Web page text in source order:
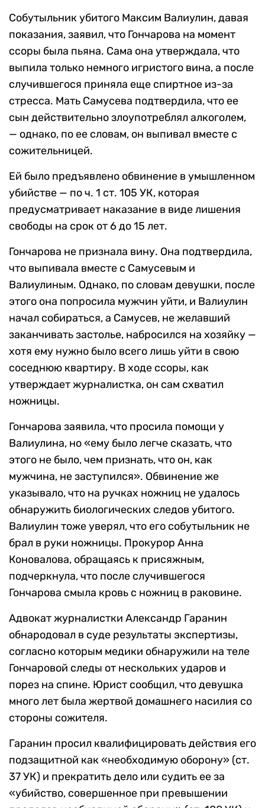
Собутыльник убитого Максим Валиулин, давая
показания, заявил, что Гончарова на момент
ссоры была пьяна. Сама она утверждала, что
выпила только немного игристого вина, а после
случившегося приняла еще спиртное из-за
стресса. Мать Самусева подтвердила, что ее
сын действительно злоупотреблял алкоголем,
— однако, по ее словам, он выпивал вместе с
сожительницей.
Ей было предъявлено обвинение в умышленном
убийстве — по ч. 1 ст. 105 УК, которая
предусматривает наказание в виде лишения
свободы на срок от 6 до 15 лет.
Гончарова не признала вину. Она подтвердила,
что выпивала вместе с Самусевым и
Валиулиным. Однако, по словам девушки, после
этого она попросила мужчин уйти, и Валиулин
начал собираться, а Самусев, не желавший
заканчивать застолье, набросился на хозяйку —
хотя ему нужно было всего лишь уйти в свою
соседнюю квартиру. В ходе ссоры, как
утверждает журналистка, он сам схватил
ножницы.
Гончарова заявила, что просила помощи у
Валиулина, но «ему было легче сказать, что
этого не было, чем признать, что он, как
мужчина, не заступился». Обвинение же
указывало, что на ручках ножниц не удалось
обнаружить биологических следов убитого.
Валиулин тоже уверял, что его собутыльник не
брал в руки ножницы. Прокурор Анна
Коновалова, обращаясь к присяжным,
подчеркнула, что после случившегося
Гончарова смыла кровь с ножниц в раковине.
Адвокат журналистки Александр Гаранин
обнародовал в суде результаты экспертизы,
согласно которым медики обнаружили на теле
Гончаровой следы от нескольких ударов и
порез на спине. Юрист сообщил, что девушка
много лет была жертвой домашнего насилия со
стороны сожителя.
Гаранин просил квалифицировать действия его
подзащитной как «необходимую оборону» (ст.
37 УК) и прекратить дело или судить ее за
«убийство, совершенное при превышении